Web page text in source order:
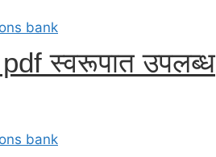
pdf स्वरूपात उपलब्ध